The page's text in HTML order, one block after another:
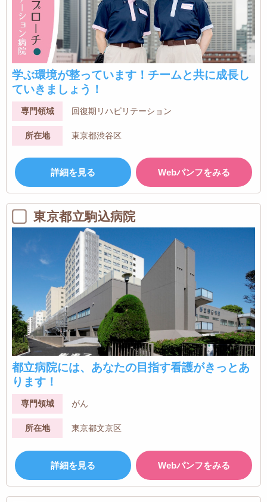
学ぶ環境が整っています！チームと共に成長し
ていきましょう！
専門領域 回復期リハビリテーション
所在地 東京都渋谷区
詳細を見る Webパンフをみる
東京都立駒込病院
都立病院には、あなたの目指す看護がきっとあ
ります！
専門領域 がん
所在地 東京都文京区
詳細を見る Webパンフをみる